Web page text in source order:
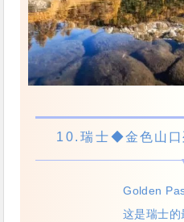
10.瑞士◆金色山口
Golden
这是瑞士